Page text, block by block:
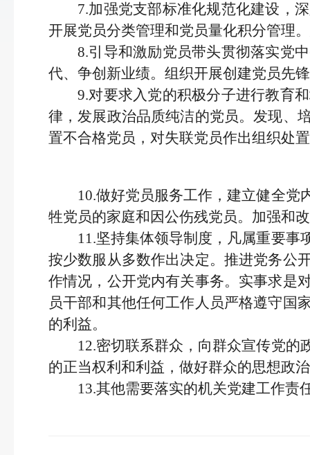
7.加强党支部标准化规范化建设，
开展党 员分类管理和党员量化积分管理
8.引导和激励党员带头贯彻落实党
代、争创新业绩。组织开展创建党员先
9.对要求入党的积极分子进行教育
律，发展政治品质纯洁的党员。发现、
置不合格党员，对失联党员作出组织处
10.做好党员服务工作，建立健全党
牲党员的家庭和因公伤残党员。加强和
11.坚持集体领导制度，凡属重要
按少数服从多数作出决定。推进党务公
作情况，公开党内有关事务。实事求是
员干部和其他任何工作人员严格遵守国
的利益。
12.密切联系群众，向群众宣传党的
的正当权利和利益，做好群众的思想政
13.其他需要落实的机关党建工作责